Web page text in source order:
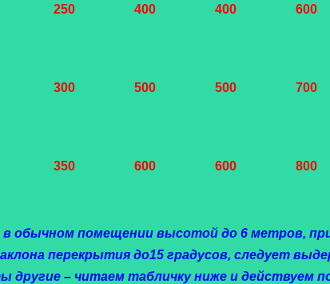
250 400 400 600
300 500 500 700
350 600 600 800
в обычном помещении высотой до 6 метров,
перекрытия до15 градусов, следует
другие – читаем табличку ниже и действуем